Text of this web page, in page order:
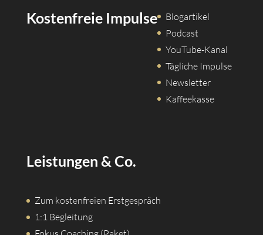
Kostenfreie Impulse
Blogartikel
Podcast
YouTube-Kanal
Tägliche Impulse
Newsletter
Kaffeekasse
Leistungen & Co.
Zum kostenfreien Erstgespräch
1:1 Begleitung